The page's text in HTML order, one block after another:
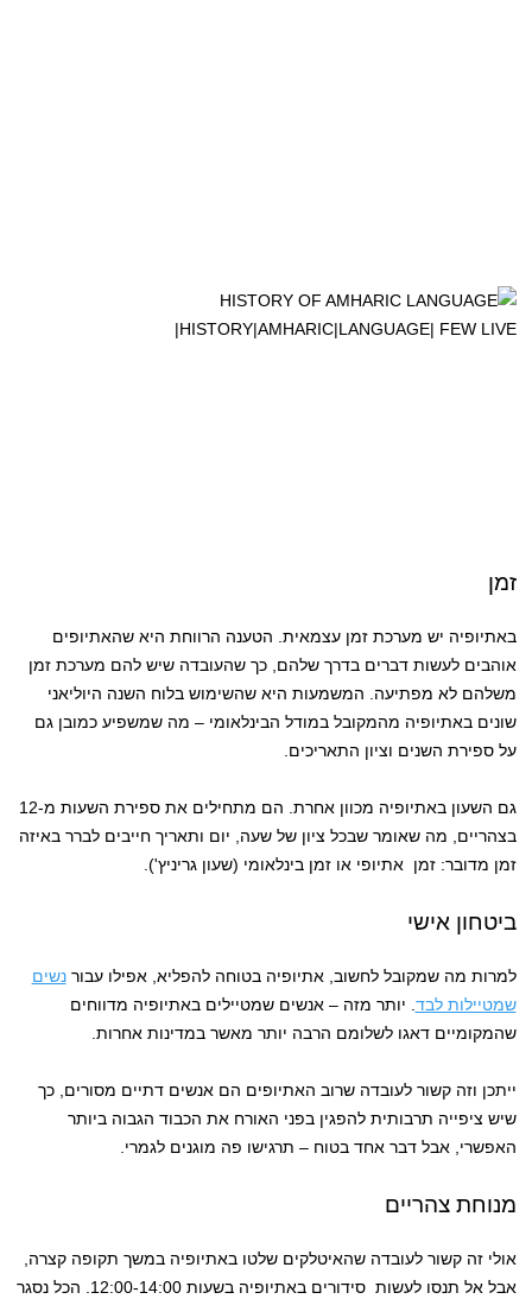
זמן
באתיופיה יש מערכת זמן עצמאית. הטענה הרווחת היא שהאתיופים
אוהבים לעשות דברים בדרך שלהם, כך שהעובדה שיש להם מערכת זמן
משלהם לא מפתיעה. המשמעות היא שהשימוש בלוח השנה היוליאני
שונים באתיופיה מהמקובל במודל הבינלאומי – מה שמשפיע כמובן גם
על ספירת השנים וציון התאריכים.
גם השעון באתיופיה מכוון אחרת. הם מתחילים את ספירת השעות מ-12
בצהריים, מה שאומר שבכל ציון של שעה, יום ותאריך חייבים לברר באיזה
זמן מדובר: זמן אתיופי או זמן בינלאומי (שעון גריניץ').
ביטחון אישי
למרות מה שמקובל לחשוב, אתיופיה בטוחה להפליא, אפילו עבורנשים
שמטיילות לבד . יותר מזה – אנשים שמטיילים באתיופיה מדווחים
שהמקומיים דאגו לשלומם הרבה יותר מאשר במדינות אחרות.
ייתכן וזה קשור לעובדה שרוב האתיופים הם אנשים דתיים מסורים, כך
שיש ציפייה תרבותית להפגין בפני האורח את הכבוד הגבוה ביותר
האפשרי, אבל דבר אחד בטוח – תרגישו פה מוגנים לגמרי.
מנוחת צהריים
אולי זה קשור לעובדה שהאיטלקים שלטו באתיופיה במשך תקופה קצרה,
אבל אל תנסו לעשות סידורים באתיופיה בשעות 12:00-14:00. הכל נסגר